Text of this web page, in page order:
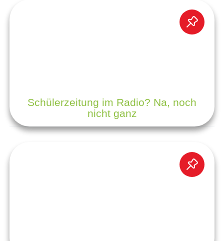
Schülerzeitung im Radio? Na, noch
nicht ganz